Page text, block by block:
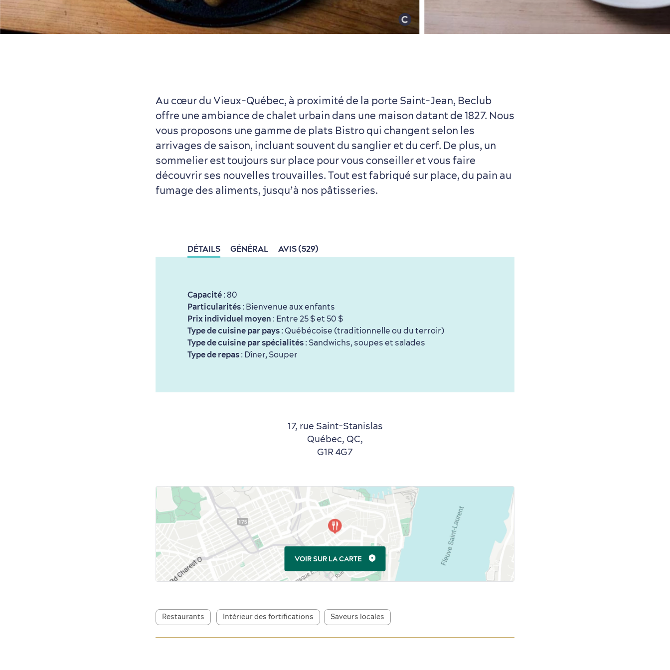
Au cœur du Vieux-Québec, à proximité de la porte Saint-Jean, Beclub
offre une ambiance de chalet urbain dans une maison datant de 1827. Nous
vous proposons une gamme de plats Bistro qui changent selon les
arrivages de saison, incluant souvent du sanglier et du cerf. De plus, un
sommelier est toujours sur place pour vous conseiller et vous faire
découvrir ses nouvelles trouvailles. Tout est fabriqué sur place, du pain au
fumage des aliments, jusqu’à nos pâtisseries.
DÉTAILS GÉNÉRAL AVIS (529)
Capacité : 80
Particularités : Bienvenue aux enfants
Prix individuel moyen : Entre 25 $ et 50 $
Type de cuisine par pays : Québécoise (traditionnelle ou du terroir)
Type de cuisine par spécialités : Sandwichs, soupes et salades
Type de repas : Dîner, Souper
17, rue Saint-Stanislas
Québec, QC,
G1R 4G7
VOIR SUR LA CARTE
Restaurants Intérieur des fortifications Saveurs locales